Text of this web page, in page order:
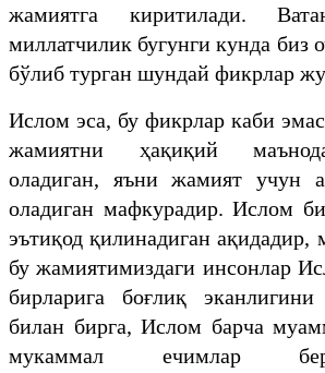
жамиятга киритилади.
миллатчилик бугунги кунда биз
бўлиб турган шундай фикрлар
Ислом эса, бу фикрлар каби
жамиятни ҳақиқий
оладиган, яъни жамият учун
оладиган мафкурадир. Ислом
эътиқод қилинадиган
бу жамиятимиздаги инсонлар
бирларига боғлиқ
билан бирга, Ислом барча
мукаммал ечимлар